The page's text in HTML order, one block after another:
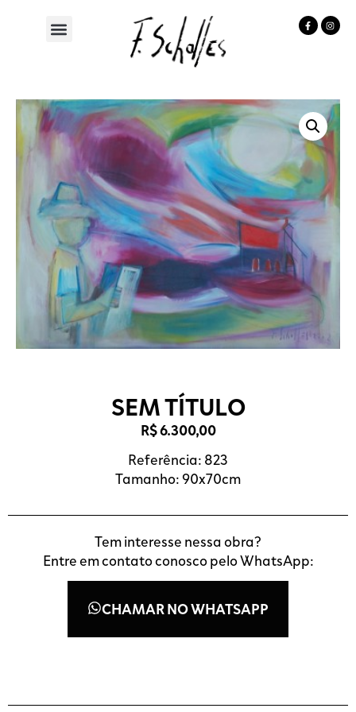
SEM TÍTULO
R$6.300,00
Referência: 823
Tamanho: 90x70cm
Tem interesse nessa obra?
Entre em contato conosco pelo WhatsApp:
CHAMAR NO WHATSAPP